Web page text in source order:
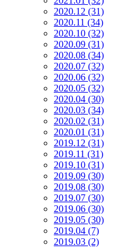
2020.12 (31)
2020.11 (34)
2020.10 (32)
2020.09 (31)
2020.08 (34)
2020.07 (32)
2020.06 (32)
2020.05 (32)
2020.04 (30)
2020.03 (34)
2020.02 (31)
2020.01 (31)
2019.12 (31)
2019.11 (31)
2019.10 (31)
2019.09 (30)
2019.08 (30)
2019.07 (30)
2019.06 (30)
2019.05 (30)
2019.04 (7)
2019.03 (2)